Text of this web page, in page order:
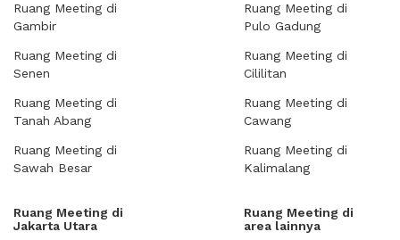
Ruang Meeting di
Gambir
Ruang Meeting di
Senen
Ruang Meeting di
Tanah Abang
Ruang Meeting di
Sawah Besar
Ruang Meeting di
Pulo Gadung
Ruang Meeting di
Cililitan
Ruang Meeting di
Cawang
Ruang Meeting di
Kalimalang
Ruang Meeting di
Jakarta Utara
Ruang Meeting di
area lainnya